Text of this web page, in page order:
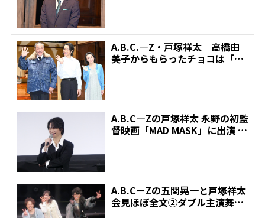
A.B.C.―Z・戸塚祥太 高橋由
美子からもらったチョコは「公
A.B.C―Zの戸塚祥太 永野の初監
督映画「MAD MASK」に出演 オ
A.B.CーZの五関晃一と戸塚祥太
会見ほぼ全文②ダブル主演舞台